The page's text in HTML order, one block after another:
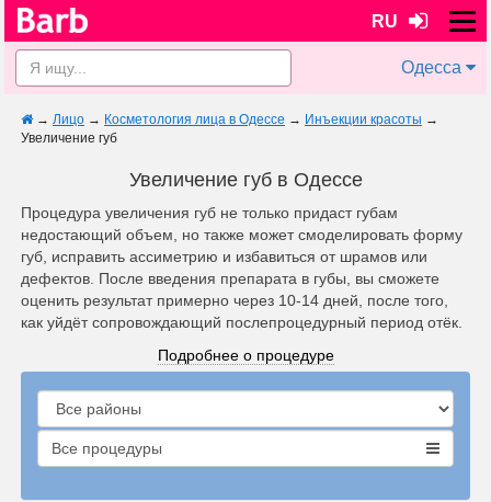
RU
Одесса
→ Лицо → Косметология лица в Одессе → Инъекции красоты →
Увеличение губ
Увеличение губ в Одессе
Процедура увеличения губ не только придаст губам
недостающий объем, но также может смоделировать форму
губ, исправить ассиметрию и избавиться от шрамов или
дефектов. После введения препарата в губы, вы сможете
оценить результат примерно через 10-14 дней, после того,
как уйдёт сопровождающий послепроцедурный период отёк.
Подробнее о процедуре
Все процедуры